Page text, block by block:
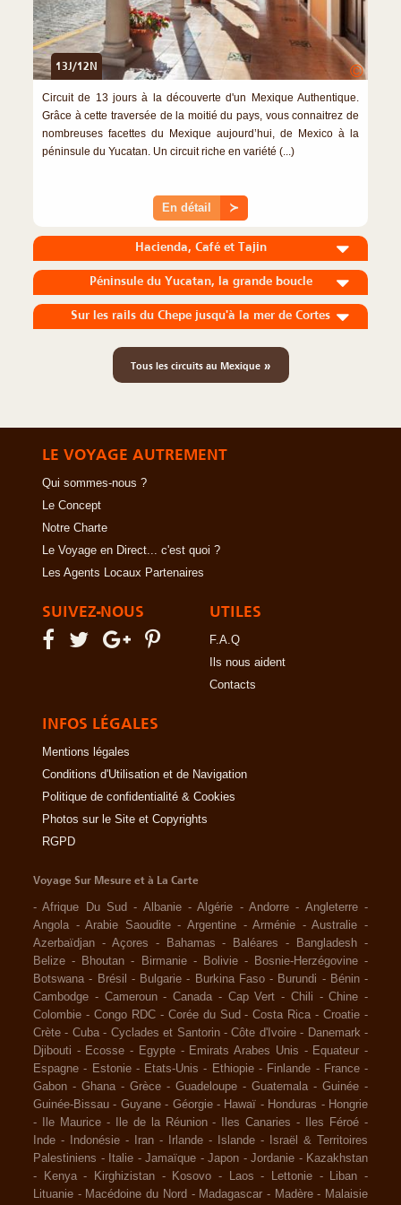
13J/12N ©
Circuit de 13 jours à la découverte d'un Mexique Authentique.
Grâce à cette traversée de la moitié du pays, vous connaitrez de
nombreuses facettes du Mexique aujourd’hui, de Mexico à la
péninsule du Yucatan. Un circuit riche en variété (...)
En détail ≻
Hacienda, Café et Tajin
Péninsule du Yucatan, la grande boucle
Sur les rails du Chepe jusqu'à la mer de Cortes
Tous les circuits au Mexique»
LE VOYAGE AUTREMENT
Qui sommes-nous ?
Le Concept
Notre Charte
Le Voyage en Direct... c'est quoi ?
Les Agents Locaux Partenaires
SUIVEZ-NOUS UTILES
F.A.Q
Ils nous aident
Contacts
INFOS LÉGALES
Mentions légales
Conditions d'Utilisation et de Navigation
Politique de confidentialité & Cookies
Photos sur le Site et Copyrights
RGPD
Voyage Sur Mesure et à La Carte
-Afrique Du Sud - Albanie -Algérie -Andorre - Angleterre -
Angola -Arabie Saoudite -Argentine -Arménie -Australie -
Azerbaïdjan - Açores - Bahamas - Baléares - Bangladesh -
Belize - Bhoutan - Birmanie - Bolivie - Bosnie-Herzégovine -
Botswana - Brésil - Bulgarie - Burkina Faso - Burundi - Bénin -
Cambodge - Cameroun - Canada - Cap Vert - Chili -Chine -
Colombie - Congo RDC - Corée du Sud -Costa Rica -Croatie -
Crète - Cuba - Cyclades et Santorin -Côte d'Ivoire - Danemark -
Djibouti - Ecosse - Egypte - Emirats Arabes Unis - Equateur -
Espagne - Estonie - Etats-Unis - Ethiopie - Finlande - France -
Gabon - Ghana - Grèce - Guadeloupe - Guatemala - Guinée -
Guinée-Bissau - Guyane - Géorgie - Hawaï - Honduras - Hongrie
-
Ile Maurice - Ile de la Réunion - Iles Canaries - Iles Féroé -
Inde - Indonésie - Iran - Irlande - Islande -
Israël & Territoires
Palestiniens - Italie - Jamaïque - Japon - Jordanie - Kazakhstan
-
Kenya - Kirghizistan - Kosovo - Laos - Lettonie - Liban -
Lituanie - Macédoine du Nord - Madagascar - Madère - Malaisie